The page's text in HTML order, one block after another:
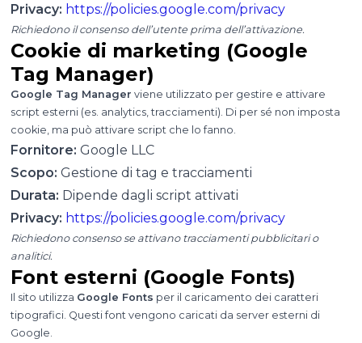
Privacy: https://policies.google.com/privacy
Richiedono il consenso dell’utente prima dell’attivazione.
Cookie di marketing (Google
Tag Manager)
Google Tag Manager viene utilizzato per gestire e attivare
script esterni (es. analytics, tracciamenti). Di per sé non imposta
cookie, ma può attivare script che lo fanno.
Fornitore: Google LLC
Scopo: Gestione di tag e tracciamenti
Durata: Dipende dagli script attivati
Privacy: https://policies.google.com/privacy
Richiedono consenso se attivano tracciamenti pubblicitari o
analitici.
Font esterni (Google Fonts)
Il sito utilizza Google Fonts per il caricamento dei caratteri
tipografici. Questi font vengono caricati da server esterni di
Google.